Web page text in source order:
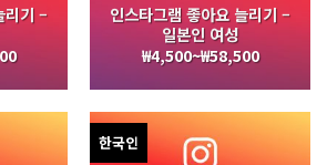
리기 –
인스타그램 좋아요 늘리기 –
일본인 여성
₩4,500~₩58,500
한국인